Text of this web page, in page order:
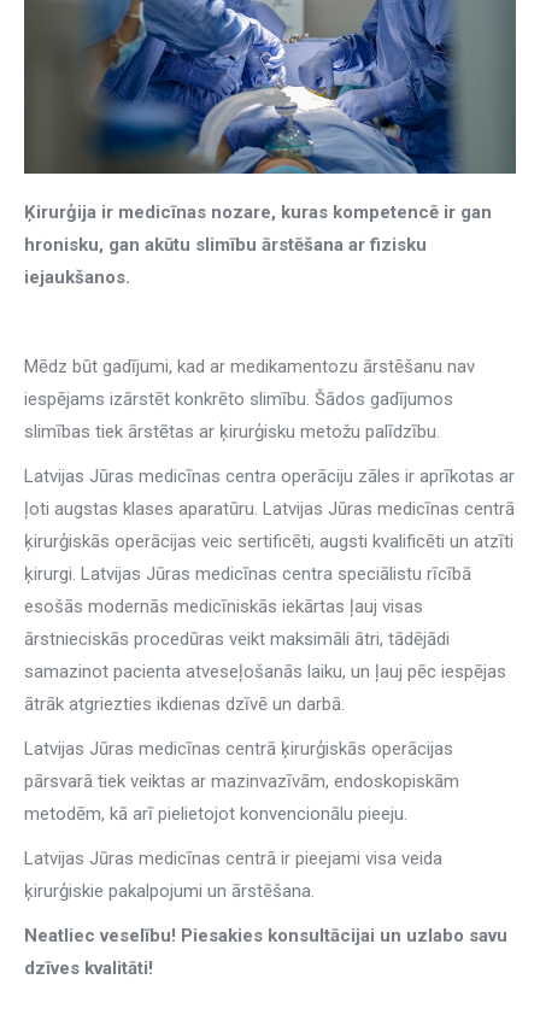
Ķirurģija ir medicīnas nozare, kuras kompetencē ir gan
hronisku, gan akūtu slimību ārstēšana ar fizisku
iejaukšanos.
Mēdz būt gadījumi, kad ar medikamentozu ārstēšanu nav
iespējams izārstēt konkrēto slimību. Šādos gadījumos
slimības tiek ārstētas ar ķirurģisku metožu palīdzību.
Latvijas Jūras medicīnas centra operāciju zāles ir aprīkotas ar
ļoti augstas klases aparatūru. Latvijas Jūras medicīnas centrā
ķirurģiskās operācijas veic sertificēti, augsti kvalificēti un atzīti
ķirurgi. Latvijas Jūras medicīnas centra speciālistu rīcībā
esošās modernās medicīniskās iekārtas ļauj visas
ārstnieciskās procedūras veikt maksimāli ātri, tādējādi
samazinot pacienta atveseļošanās laiku, un ļauj pēc iespējas
ātrāk atgriezties ikdienas dzīvē un darbā.
Latvijas Jūras medicīnas centrā ķirurģiskās operācijas
pārsvarā tiek veiktas ar mazinvazīvām, endoskopiskām
metodēm, kā arī pielietojot konvencionālu pieeju.
Latvijas Jūras medicīnas centrā ir pieejami visa veida
ķirurģiskie pakalpojumi un ārstēšana.
Neatliec veselību! Piesakies konsultācijai un uzlabo savu
dzīves kvalitāti!